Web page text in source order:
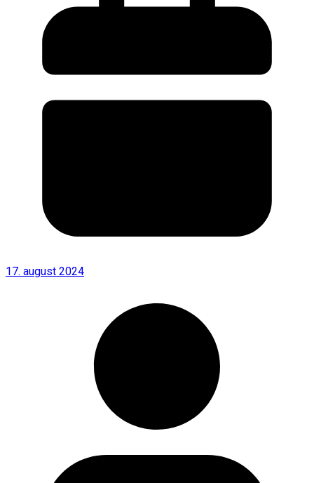
17. august 2024